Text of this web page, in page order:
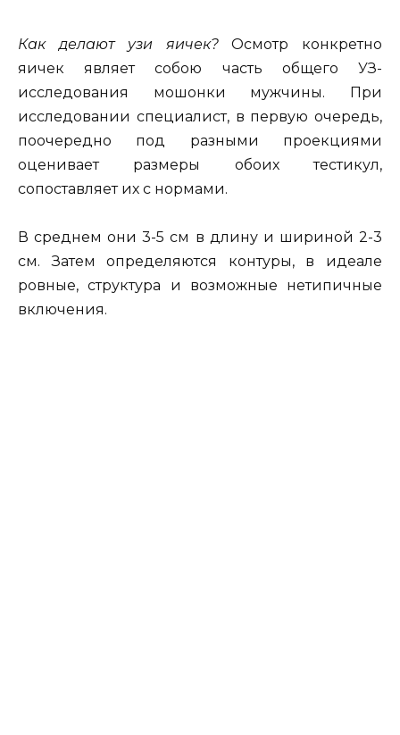
Как делают узи яичек?Осмотр конкретно
яичек являет собою часть общего УЗ-
исследования мошонки мужчины. При
исследовании специалист, в первую очередь,
поочередно под разными проекциями
оценивает размеры обоих тестикул,
сопоставляет их с нормами.
В среднем они 3-5 см в длину и шириной 2-3
см. Затем определяются контуры, в идеале
ровные, структура и возможные нетипичные
включения.